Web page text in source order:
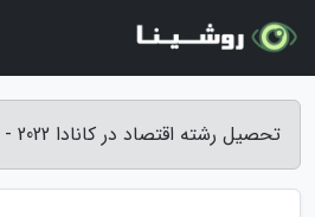
تحصیل رشته اقتصاد در کانادا 2022 - مجله تور مالزی